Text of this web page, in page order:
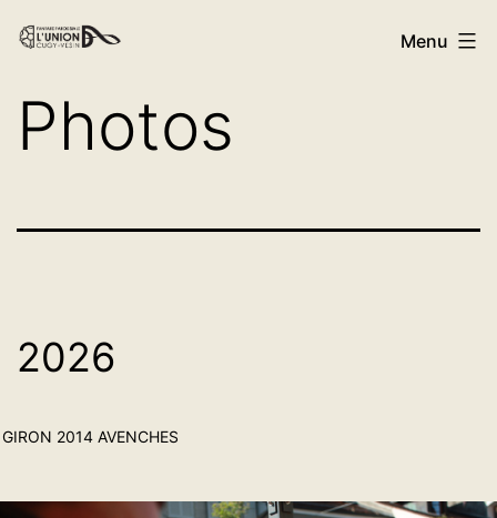
Menu
Photos
2026
GIRON 2014 AVENCHES